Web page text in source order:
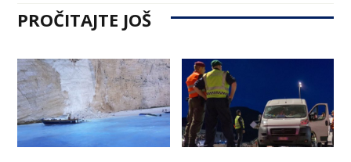
PROČITAJTE JOŠ